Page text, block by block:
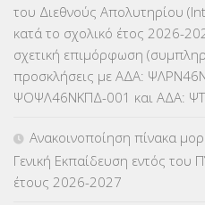
ΕΥΡΩΠΑΪΚΑ ΠΡΟΓΡΑΜΜΑΤΑ
ΚΕΣΥ (60)
ΚΕΣΥΠ(109)
ΚΠγ – ΚΡΑΤΙΚΟ
ΚΠπ- ΚΡΑΤΙΚΟ
του Διεθνούς Απολυτηρίου
κατά το σχολικό έτος 2026-
σχετική επιμόρφωση
προσκλήσεις με ΑΔΑ:
ΨΟΨΛ46ΝΚΠΔ-001 και ΑΔΑ:
Ανακοινοποίηση πίνακα
Γενική Εκπαίδευση εντός του
έτους 2026-2027